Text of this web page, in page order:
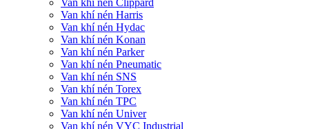
Van khí nén Harris
Van khí nén Hydac
Van khí nén Konan
Van khí nén Parker
Van khí nén Pneumatic
Van khí nén SNS
Van khí nén Torex
Van khí nén TPC
Van khí nén Univer
Van khí nén VYC Industrial